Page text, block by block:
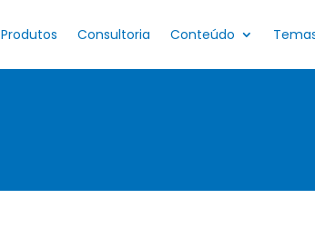
Produtos Consultoria Conteúdo